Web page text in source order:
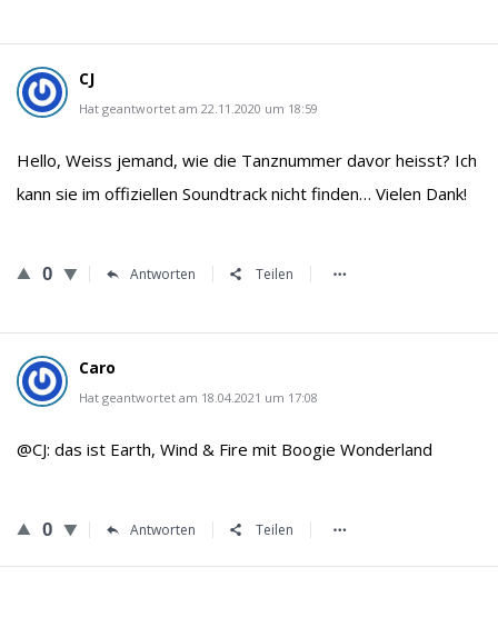
CJ
Hat geantwortet am 22.11.2020 um 18:59
Hello, Weiss jemand, wie die Tanznummer davor heisst? Ich
kann sie im offiziellen Soundtrack nicht finden… Vielen Dank!
0 Antworten Teilen
Caro
Hat geantwortet am 18.04.2021 um 17:08
@CJ: das ist Earth, Wind & Fire mit Boogie Wonderland
0 Antworten Teilen